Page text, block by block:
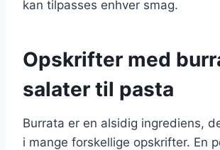
kan tilpasses enhver smag.
Opskrifter med
salater til pasta
Burrata er en alsidig ingrediens,
i mange forskellige opskrifter. En